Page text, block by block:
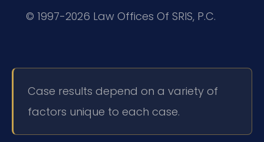
© 1997-2026 Law Offices Of SRIS, P.C.
Case results depend on a variety of
factors unique to each case.